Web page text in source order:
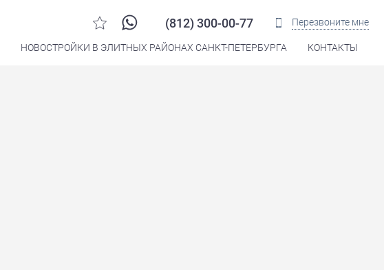
(812) 300-00-77 Перезвоните мне
НОВОСТРОЙКИ В ЭЛИТНЫХ РАЙОНАХ САНКТ-ПЕТЕРБУРГА КОНТАКТЫ